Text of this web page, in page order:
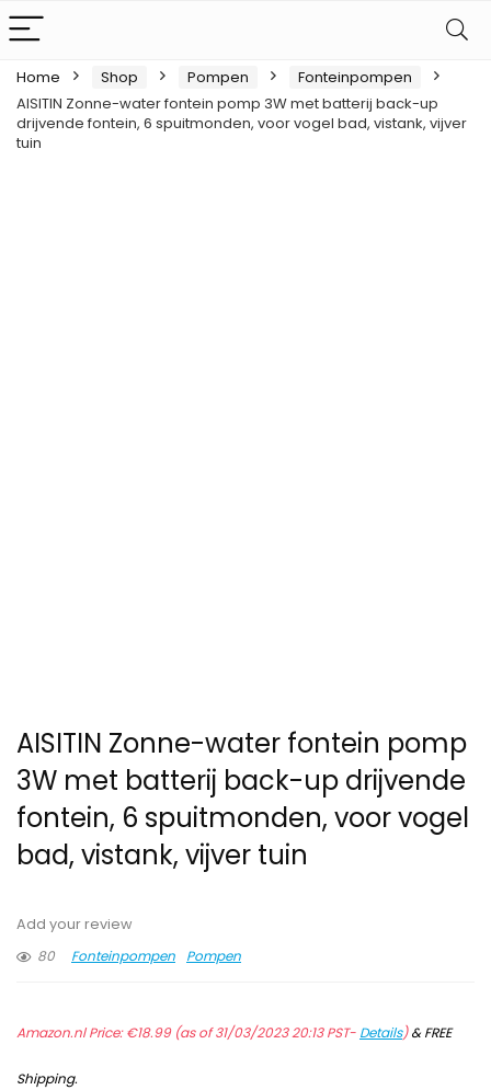
Home Shop Pompen
Fonteinpompen
AISITIN Zonne-water fontein pomp 3W met batterij back-up
drijvende fontein, 6 spuitmonden, voor vogel bad, vistank, vijver
tuin
AISITIN Zonne-water fontein pomp
3W met batterij back-up drijvende
fontein, 6 spuitmonden, voor vogel
bad, vistank, vijver tuin
Add your review
80
Fonteinpompen Pompen
Amazon.nl Price:€18.99(as of 31/03/2023 20:13 PST- Details)&FREE
Shipping.